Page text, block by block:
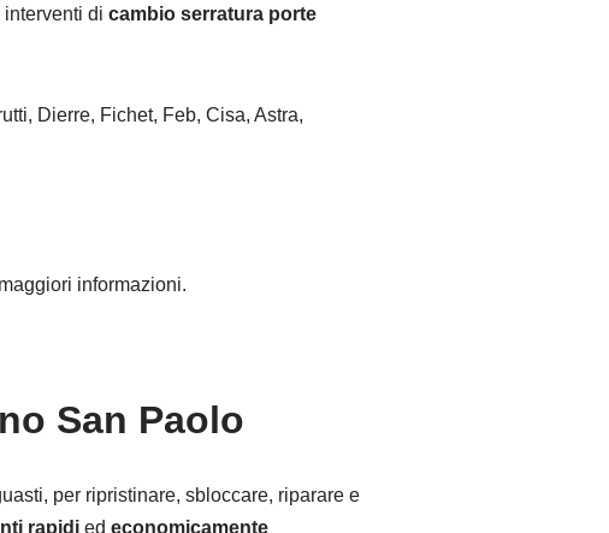
interventi di cambio serratura porte
Dierre, Fichet, Feb, Cisa, Astra,
informazioni.
San Paolo
per ripristinare, sbloccare, riparare e
rapidi ed economicamente